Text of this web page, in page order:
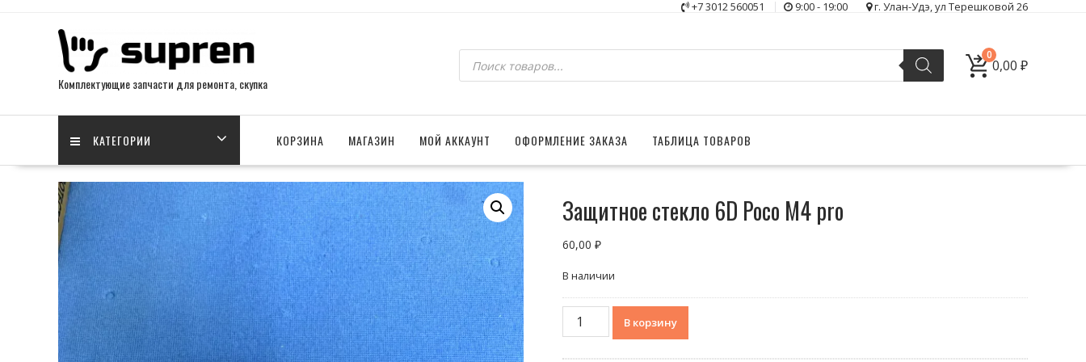
+7 3012 560051 9:00 - 19:00 г. Улан-Удэ, ул Терешковой 26
Комплектующие запчасти для ремонта, скупка
Поиск
товаров
0
0,00 ₽
КАТЕГОРИИ КОРЗИНА МАГАЗИН МОЙ АККАУНТ ОФОРМЛЕНИЕ ЗАКАЗА ТАБЛИЦА ТОВАРОВ
Защитное стекло 6D Poco M4 pro
60,00 ₽
В наличии
Количество
В корзину